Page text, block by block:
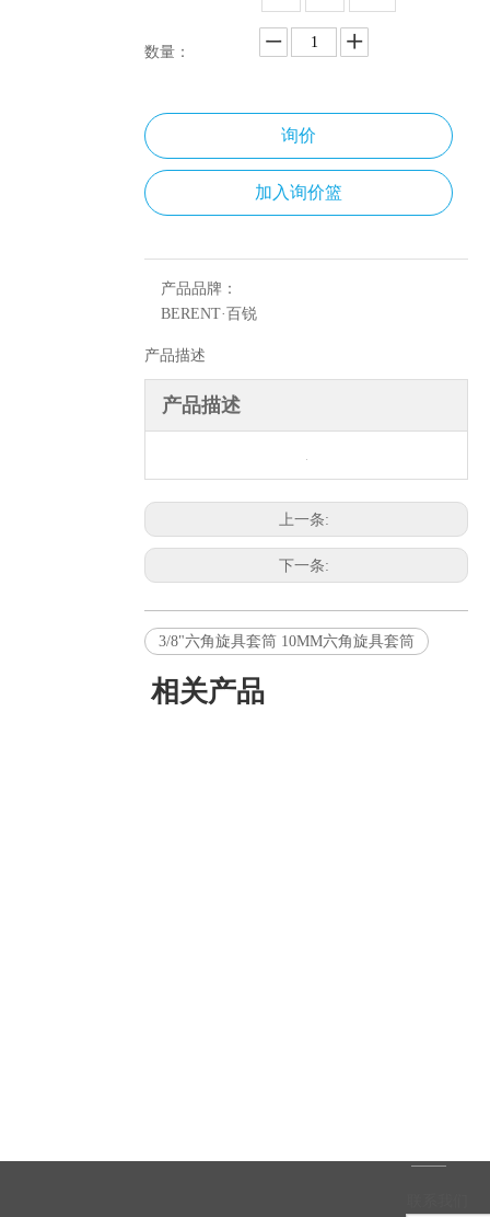
数量：
询价
加入询价篮
产品品牌：
BERENT·百锐
产品描述
产品描述
上一条:
下一条:
3/8"六角旋具套筒 10MM六角旋具套筒
相关产品